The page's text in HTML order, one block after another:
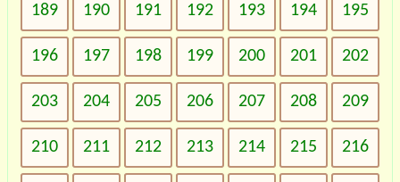
189 190 191 192 193 194 195
196 197 198 199 200 201 202
203 204 205 206 207 208 209
210 211 212 213 214 215 216